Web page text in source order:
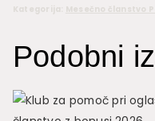
OGLASI
IN
EKSPONENTNO
POSPEŠI
Podobni